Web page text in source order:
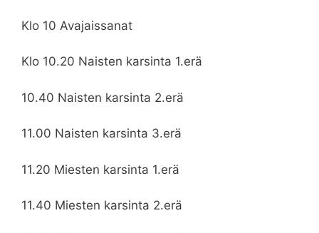
Klo 10 Avajaissanat
Klo 10.20 Naisten karsinta 1.erä
10.40 Naisten karsinta 2.erä
11.00 Naisten karsinta 3.erä
11.20 Miesten karsinta 1.erä
11.40 Miesten karsinta 2.erä